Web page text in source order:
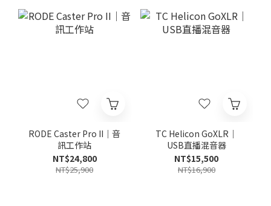
RODE Caster Pro II｜音
訊工作站
NT$24,800
NT$25,900
TC Helicon GoXLR｜
USB直播混音器
NT$15,500
NT$16,900